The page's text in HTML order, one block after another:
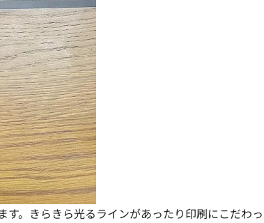
。きらきら光るラインがあったり印刷にこだわっ